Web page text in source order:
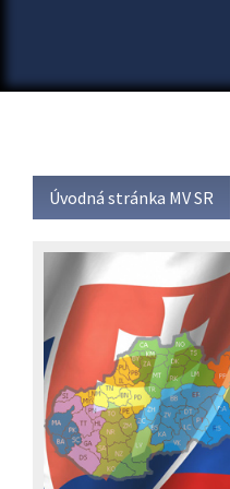
Úvodná stránka MV SR